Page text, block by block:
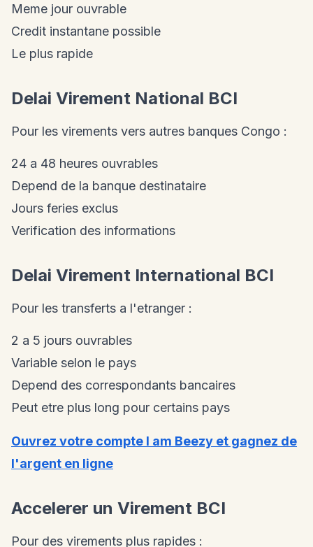
Meme jour ouvrable
Credit instantane possible
Le plus rapide
Delai Virement National BCI
Pour les virements vers autres banques Congo :
24 a 48 heures ouvrables
Depend de la banque destinataire
Jours feries exclus
Verification des informations
Delai Virement International BCI
Pour les transferts a l'etranger :
2 a 5 jours ouvrables
Variable selon le pays
Depend des correspondants bancaires
Peut etre plus long pour certains pays
Ouvrez votre compte I am Beezy et gagnez de
l'argent en ligne
Accelerer un Virement BCI
Pour des virements plus rapides :